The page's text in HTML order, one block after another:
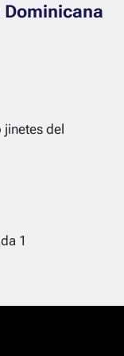
Dominicana
jinetes del
1